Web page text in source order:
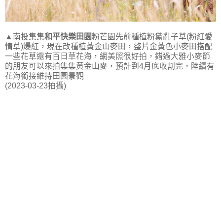
▲南投集集和平快樂田園粉芒園先前種植粉黛亂子草(粉紅愛
情草)爆紅，現在改種植黃金山麥田，整片金黃色小麥田搭配
一些花草還有百日草花海，網美照很好拍，錯過大雅小麥節
的朋友可以來拍集集黃金山麥，預計到4月底收割完，陸續有
花海銜接維持田園景觀
(2023-03-23拍攝)